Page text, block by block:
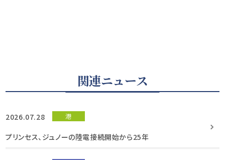
関連ニュース
2026.07.28 港
プリンセス、ジュノーの陸電接続開始から25年